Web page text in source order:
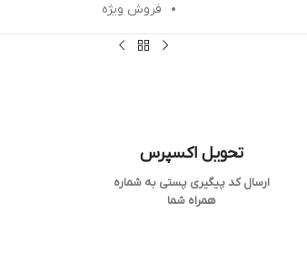
فروش ویژه
تحویل اکسپرس
ارسال کد پیگیری پستی به شماره
همراه شما